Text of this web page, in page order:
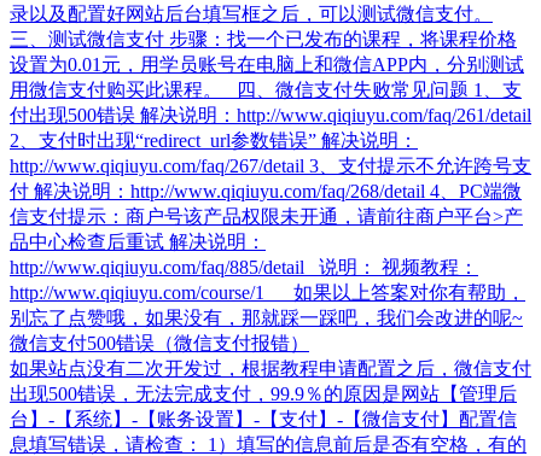
录以及配置好网站后台填写框之后，可以测试微信支付。
三、测试微信支付 步骤：找一个已发布的课程，将课程价格
设置为0.01元，用学员账号在电脑上和微信APP内，分别测试
用微信支付购买此课程。 四、微信支付失败常见问题 1、支
付出现500错误 解决说明：http://www.qiqiuyu.com/faq/261/detail​
2、支付时出现“redirect_url参数错误” 解决说明：
http://www.qiqiuyu.com/faq/267/detail 3、支付提示不允许跨号支
付 解决说明：http://www.qiqiuyu.com/faq/268/detail 4、PC端微
信支付提示：商户号该产品权限未开通，请前往商户平台>产
品中心检查后重试 解决说明：
http://www.qiqiuyu.com/faq/885/detail 说明： 视频教程：
http://www.qiqiuyu.com/course/1​ 如果以上答案对你有帮助，
别忘了点赞哦，如果没有，那就踩一踩吧，我们会改进的呢~
微信支付500错误（微信支付报错）
如果站点没有二次开发过，根据教程申请配置之后，微信支付
出现500错误，无法完成支付，99.9％的原因是网站【管理后
台】-【系统】-【账务设置】-【支付】-【微信支付】配置信
息填写错误，请检查： 1）填写的信息前后是否有空格，有的